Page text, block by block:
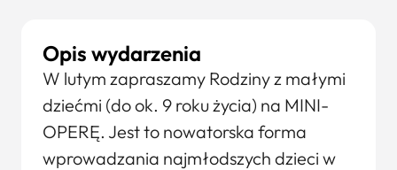
Opis wydarzenia
W lutym zapraszamy Rodziny z małymi
dziećmi (do ok. 9 roku życia) na MINI-
OPERĘ. Jest to nowatorska forma
wprowadzania najmłodszych dzieci w